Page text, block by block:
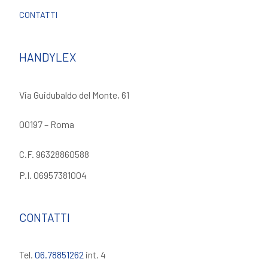
CONTATTI
HANDYLEX
Via Guidubaldo del Monte, 61
00197 – Roma
C.F. 96328860588
P.I. 06957381004
CONTATTI
Tel.06.78851262 int. 4